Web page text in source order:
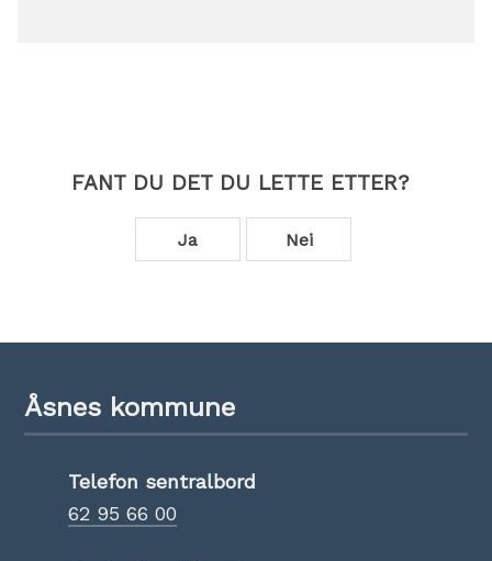
FANT DU DET DU LETTE ETTER?
Ja Nei
Åsnes kommune
Telefon sentralbord
62 95 66 00